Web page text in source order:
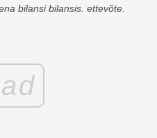
bilansi bilansis. ettevõte.
ad